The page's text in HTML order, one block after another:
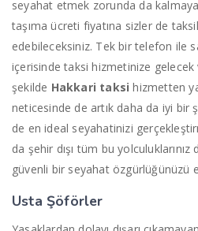
seyahat etmek zorunda da
taşıma ücreti fiyatına sizler de
edebileceksiniz. Tek bir telefon ile
içerisinde taksi hizmetinize
şekilde Hakkari taksi hizmetten
neticesinde de artık daha da iyi bir
de en ideal seyahatinizi
da şehir dışı tüm bu
güvenli bir seyahat özgürlüğünüzü
Usta Şöförler